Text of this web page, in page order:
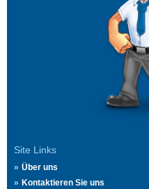
Site Links
Über uns
Kontaktieren Sie uns